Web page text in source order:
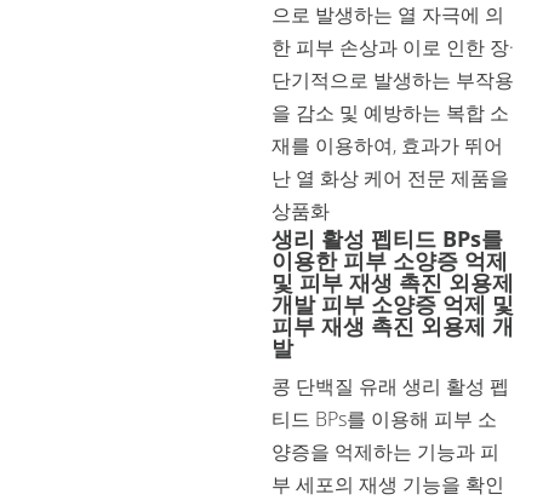
으로 발생하는 열 자극에 의
한 피부 손상과 이로 인한 장·
단기적으로 발생하는 부작용
을 감소 및 예방하는 복합 소
재를 이용하여, 효과가 뛰어
난 열 화상 케어 전문 제품을
상품화
생리 활성 펩티드 BPs를
이용한 피부 소양증 억제
및 피부 재생 촉진 외용제
개발 피부 소양증 억제 및
피부 재생 촉진 외용제 개
발
콩 단백질 유래 생리 활성 펩
티드 BPs를 이용해 피부 소
양증을 억제하는 기능과 피
부 세포의 재생 기능을 확인